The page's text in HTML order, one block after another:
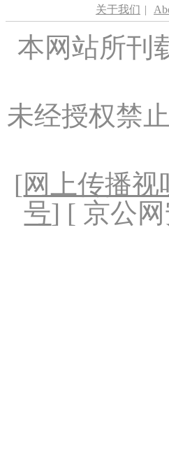
关于我们 |
本网站所刊
未经授权禁
[网上传播视
号] [ 京公网